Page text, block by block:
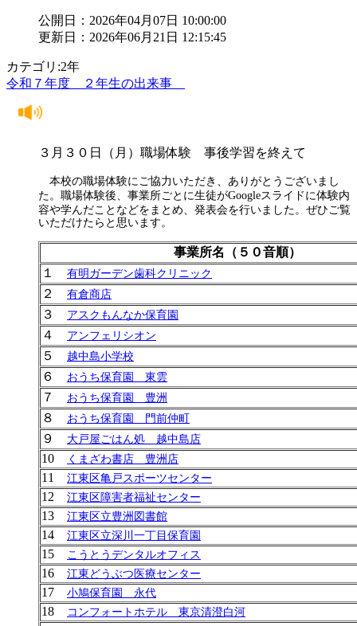
公開日：2026年04月07日 10:00:00
更新日：2026年06月21日 12:15:45
カテゴリ:2年
令和７年度 ２年生の出来事
３月３０日（月）職場体験 事後学習を終えて
本校の職場体験にご協力いただき、ありがとうございまし
た。職場体験後、事業所ごとに生徒がGoogleスライドに体験内
容や学んだことなどをまとめ、発表会を行いました。 ぜひご覧
いただけたらと思います。
事業所名（５０音順）
１ 有明ガーデン歯科クリニック
２ 有倉商店
３ アスクもんなか保育園
４ アンフェリシオン
５ 越中島小学校
６ おうち保育園 東雲
７ おうち保育園 豊洲
８ おうち保育園 門前仲町
９ 大戸屋ごはん処 越中島店
10 くまざわ書店 豊洲店
11 江東区亀戸スポーツセンター
12 江東区障害者福祉センター
13 江東区立豊洲図書館
14 江東区立深川一丁目保育園
15 こうとうデンタルオフィス
16 江東どうぶつ医療センター
17 小鳩保育園 永代
18 コンフォートホテル 東京清澄白河